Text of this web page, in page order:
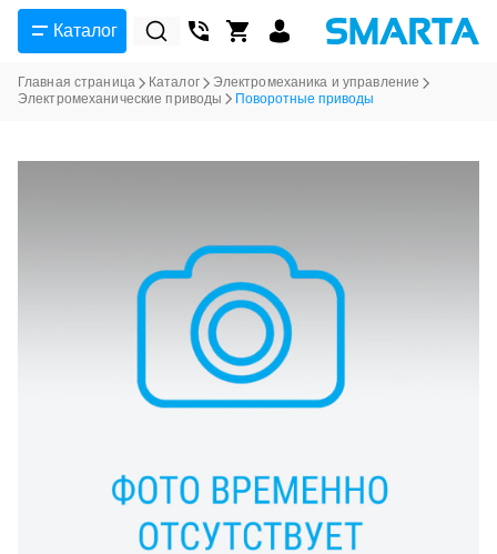
Каталог
Главная страница Каталог
Электромеханика и управление
Электромеханические приводы
Поворотные приводы